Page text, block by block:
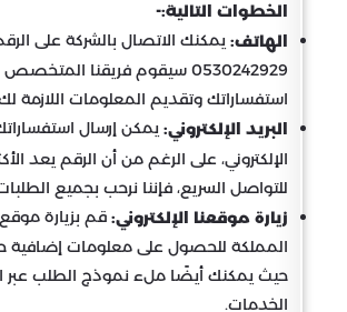
الخطوات التالية:-
الهاتف: يمكنك الاتصال بالشركة على
0530242929 سيقوم فريقنا
استفساراتك وتقديم المعلومات اللازمة
البريد الإلكتروني: يمكن إرسال استفساراتك
الإلكتروني، على الرغم من أن الرقم يعد
للتواصل السريع، فإننا نرحب بجميع الطلبات
زيارة موقعنا الإلكتروني: قم بزيارة
المملكة للحصول على معلومات إضافية
حيث يمكنك أيضًا ملء نموذج الطلب عبر
الخدمات.